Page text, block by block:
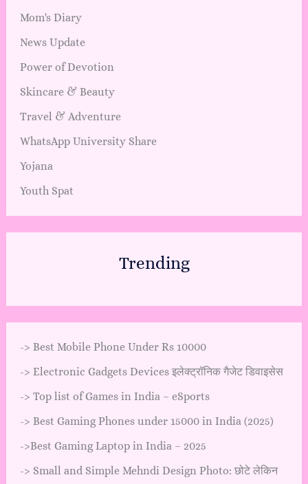
Mom's Diary
News Update
Power of Devotion
Skincare & Beauty
Travel & Adventure
WhatsApp University Share
Yojana
Youth Spat
Trending
-> Best Mobile Phone Under Rs 10000
-> Electronic Gadgets Devices इलेक्ट्रॉनिक गैजेट डिवाइसेस
-> Top list of Games in India – eSports
-> Best Gaming Phones under 15000 in India (2025)
->Best Gaming Laptop in India – 2025
-> Small and Simple Mehndi Design Photo: छोटे लेकिन